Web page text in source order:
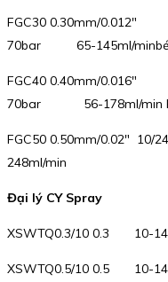
FGC30 0.30mm/
70bar 65-145ml/minbéc
FGC40 0.40mm/
70bar 56-178ml/min
FGC50 0.50mm/0.02″
248ml/min
Đại lý CY Spray
XSWTQ0.3/10 0.3
XSWTQ0.5/10 0.5